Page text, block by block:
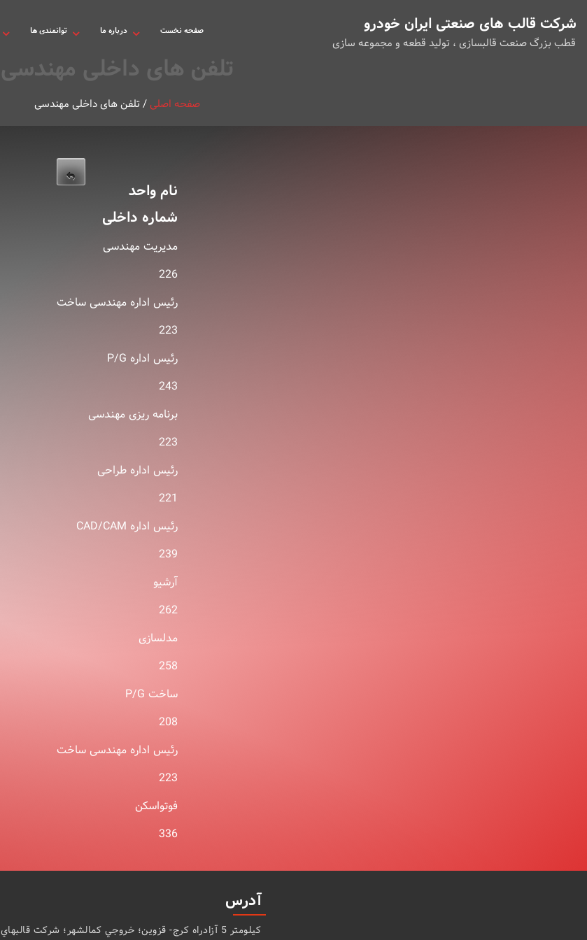
شرکت قالب های صنعتی ایران خودرو
قطب بزرگ صنعت قالبسازی ، تولید قطعه و مجموعه سازی
صفحه نخست درباره ما توانمندی ها
تلفن های داخلی مهندسی
صفحه اصلی/تلفن های داخلی مهندسی
نام واحد
شماره داخلی
مدیریت مهندسی
226
رئیس اداره مهندسی ساخت
223
رئیس اداره P/G
243
برنامه ریزی مهندسی
223
رئیس اداره طراحی
221
رئیس اداره CAD/CAM
239
آرشیو
262
مدلسازی
258
ساخت P/G
208
رئیس اداره مهندسی ساخت
223
فوتواسکن
336
آدرس
كيلومتر 5 آزادراه كرج- قزوين؛ خروجي كمالشهر؛ شركت قالبهاي